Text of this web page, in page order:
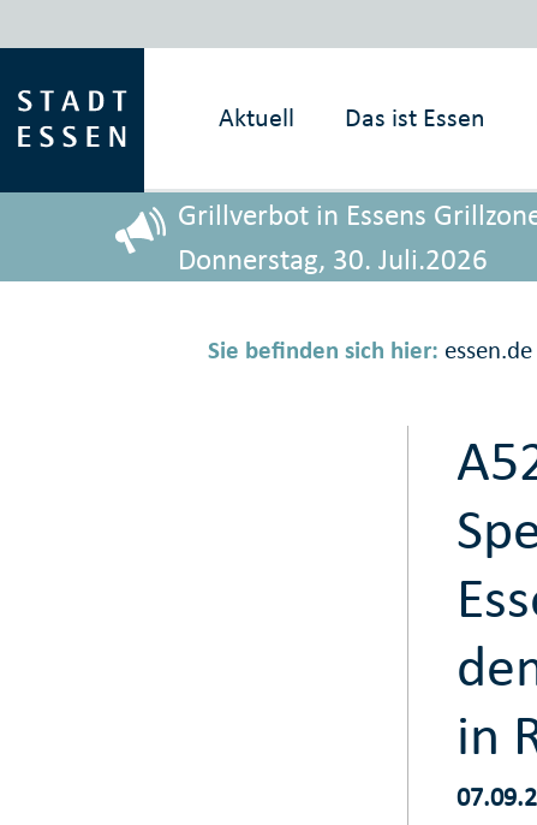
Aktuell Das ist Essen
Grillverbot in Essens
Donnerstag, 30. Juli.2026
Sie befinden sich hier: essen.de
in